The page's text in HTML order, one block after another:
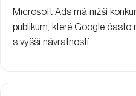
Microsoft Ads má nižší
publikum, které Google často
s vyšší návratností.